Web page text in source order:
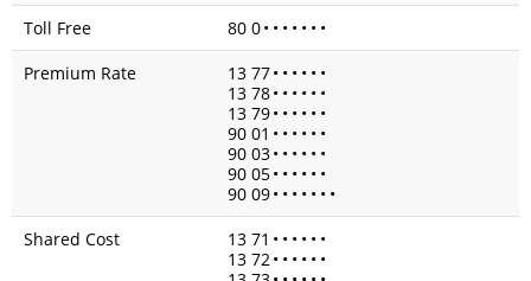
Toll Free
80 0• • • • • • •
Premium Rate
13 77• • • • • •
13 78• • • • • •
13 79• • • • • •
90 01 • • • • • •
90 03• • • • • •
90 05• • • • • •
90 09• • • • • • •
Shared Cost
13 71 • • • • • •
13 72• • • • • •